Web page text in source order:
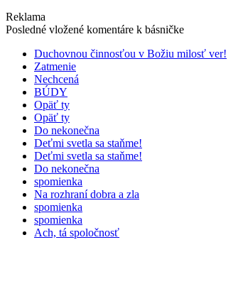
Reklama
Posledné vložené komentáre k básničke
Duchovnou činnosťou v Božiu milosť ver!
Zatmenie
Nechcená
BÚDY
Opäť ty
Opäť ty
Do nekonečna
Deťmi svetla sa staňme!
Deťmi svetla sa staňme!
Do nekonečna
spomienka
Na rozhraní dobra a zla
spomienka
spomienka
Ach, tá spoločnosť